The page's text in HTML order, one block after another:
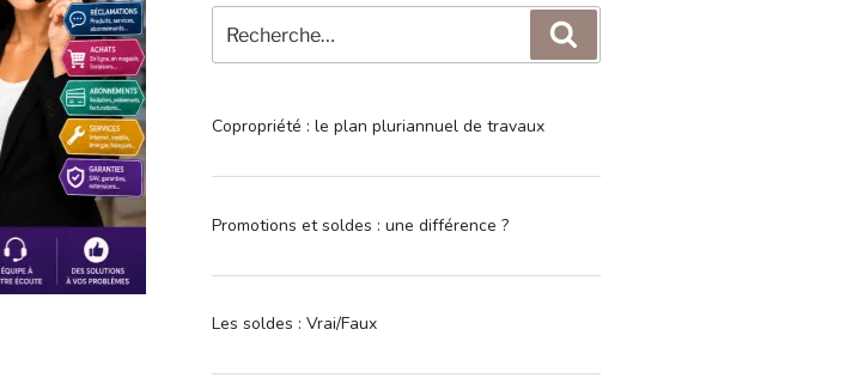
pour
:
Copropriété : le plan pluriannuel de travaux
Promotions et soldes : une différence ?
Les soldes : Vrai/Faux